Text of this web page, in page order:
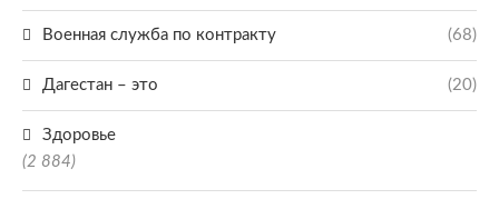
Военная служба по контракту (68)
Дагестан – это (20)
Здоровье
(2 884)